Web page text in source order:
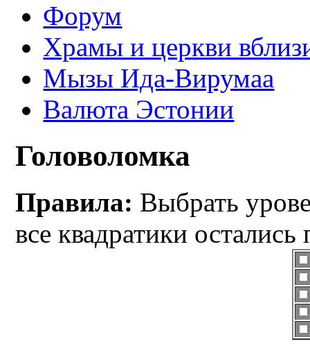
Форум
Храмы и церкви
Мызы Ида-Вирумаа
Валюта Эстонии
Головоломка
Правила: Выбрать
все квадратики